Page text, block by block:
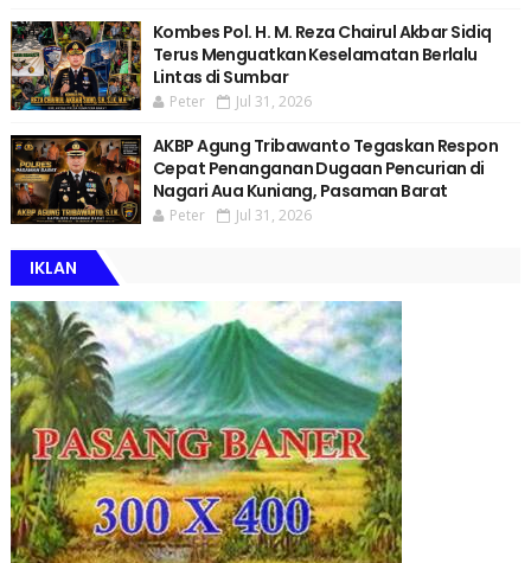
Kombes Pol. H. M. Reza Chairul Akbar Sidiq
Terus Menguatkan Keselamatan Berlalu
Lintas di Sumbar
Peter Jul 31, 2026
AKBP Agung Tribawanto Tegaskan Respon
Cepat Penanganan Dugaan Pencurian di
Nagari Aua Kuniang, Pasaman Barat
Peter Jul 31, 2026
IKLAN